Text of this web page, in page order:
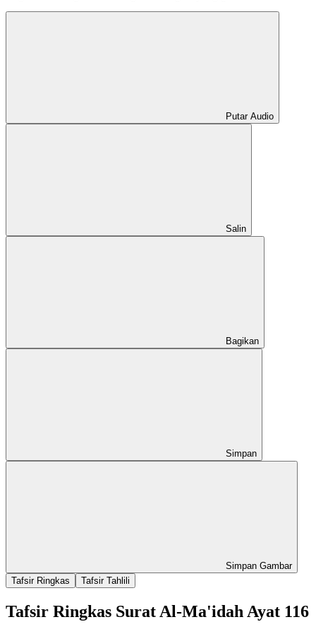
Putar Audio
Salin
Bagikan
Simpan
Simpan Gambar
Tafsir Ringkas
Tafsir Tahlili
Tafsir Ringkas Surat Al-Ma'idah Ayat 116